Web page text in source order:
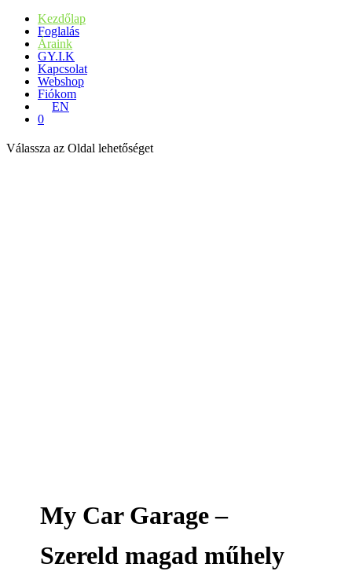
Kezdőlap
Foglalás
Áraink
GY.I.K
Kapcsolat
Webshop
Fiókom
EN
0
Válassza az Oldal lehetőséget
My Car Garage –
Szereld magad műhely